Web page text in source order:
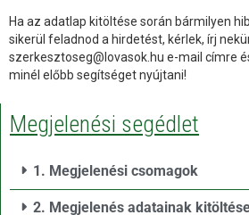
Ha az adatlap kitöltése során bármilyen
sikerül feladnod a hirdetést, kérlek, írj
szerkesztoseg@lovasok.hu e-mail címre
minél előbb segítséget nyújtani!
Megjelenési segédlet
1. Megjelenési csomagok
2. Megjelenés adatainak